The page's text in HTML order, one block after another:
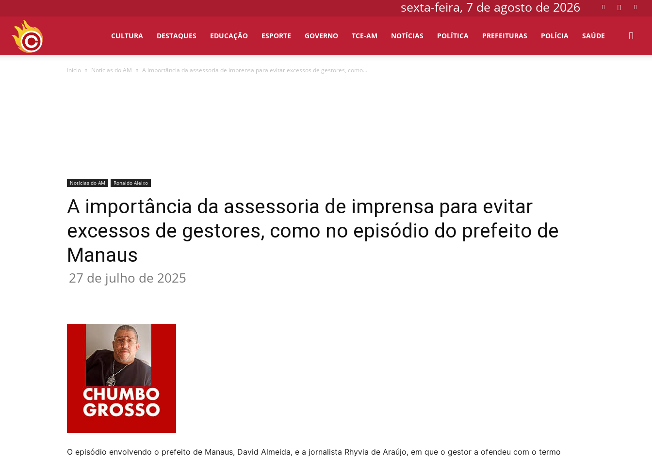
sexta-feira, 7 de agosto de 2026
CULTURA DESTAQUES EDUCAÇÃO ESPORTE GOVERNO TCE-AM NOTÍCIAS POLÍTICA PREFEITURAS POLÍCIA SAÚDE
Início Notícias do AM A importância da assessoria de imprensa para evitar excessos de gestores, como...
Notícias do AM Ronaldo Aleixo
A importância da assessoria de imprensa para evitar
excessos de gestores, como no episódio do prefeito de
Manaus
27 de julho de 2025
O episódio envolvendo o prefeito de Manaus, David Almeida, e a jornalista Rhyvia de Araújo, em que o gestor a ofendeu com o termo